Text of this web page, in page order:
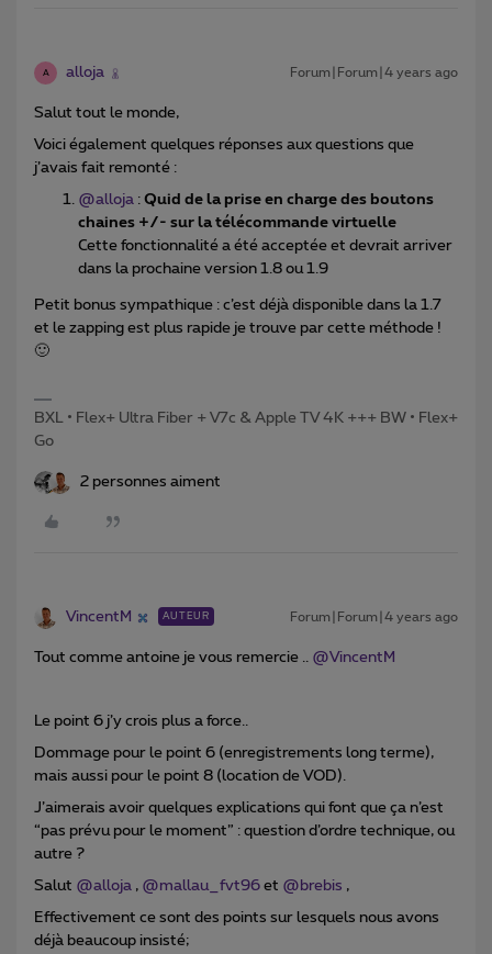
A alloja Forum|Forum|4 years ago
Salut tout le monde,
Voici également quelques réponses aux questions que
j’avais fait remonté :
@alloja : Quid de la prise en charge des boutons
chaines +/- sur la télécommande virtuelle
Cette fonctionnalité a été acceptée et devrait arriver
dans la prochaine version 1.8 ou 1.9
Petit bonus sympathique : c’est déjà disponible dans la 1.7
et le zapping est plus rapide je trouve par cette méthode !
🙂
BXL • Flex+ Ultra Fiber + V7c & Apple TV 4K +++ BW • Flex+
Go
2 personnes aiment
VincentM AUTEUR Forum|Forum|4 years ago
Tout comme antoine je vous remercie .. @VincentM
Le point 6 j’y crois plus a force..
Dommage pour le point 6 (enregistrements long terme),
mais aussi pour le point 8 (location de VOD).
J’aimerais avoir quelques explications qui font que ça n’est
“pas prévu pour le moment” : question d’ordre technique, ou
autre ?
Salut @alloja , @mallau_fvt96 et @brebis ,
Effectivement ce sont des points sur lesquels nous avons
déjà beaucoup insisté;